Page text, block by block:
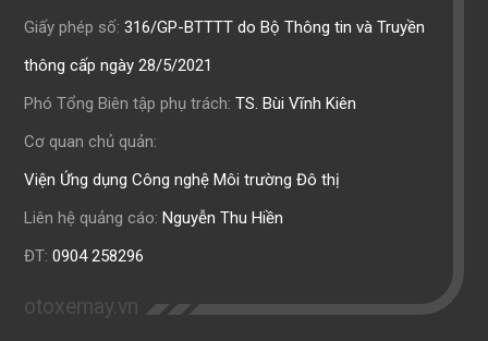
Giấy phép số: 316/GP-BTTTT do Bộ Thông tin và Truyền
thông cấp ngày 28/5/2021
Phó Tổng Biên tập phụ trách: TS. Bùi Vĩnh Kiên
Cơ quan chủ quản:
Viện Ứng dụng Công nghệ Môi trường Đô thị
Liên hệ quảng cáo: Nguyễn Thu Hiền
ĐT: 0904 258296
otoxemay.vn